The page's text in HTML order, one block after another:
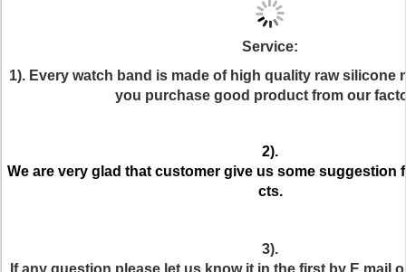
Service:
1). Every watch band is made of high quality raw silicone
you purchase good product from our
2).
We are very glad that customer give us some suggestion
cts.
3).
If any question,please let us know it in the first by E mail